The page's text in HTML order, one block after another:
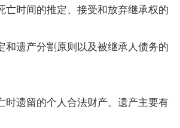
时间的推定、接受和放弃继承权的
遗产分割原则以及被继承人债务的
遗留的个人合法财产。遗产主要有